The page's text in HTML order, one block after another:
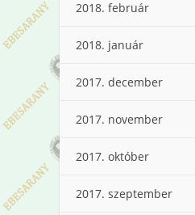
2018. február
2018. január
2017. december
2017. november
2017. október
2017. szeptember